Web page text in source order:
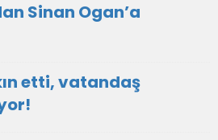
Sinan Ogan’a
etti, vatandaş